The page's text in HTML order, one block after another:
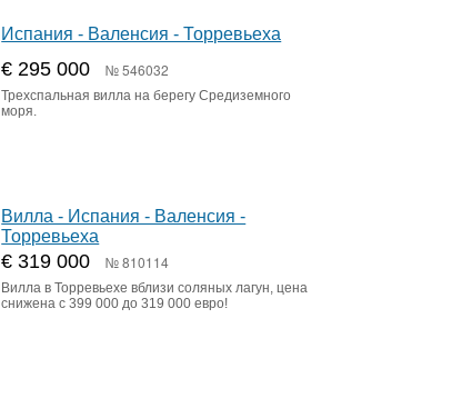
Испания - Валенсия - Торревьеха
€ 295 000 № 546032
Трехспальная вилла на берегу Средиземного
моря.
Вилла - Испания - Валенсия -
Торревьеха
€ 319 000 № 810114
Вилла в Торревьехе вблизи соляных лагун, цена
снижена с 399 000 до 319 000 евро!